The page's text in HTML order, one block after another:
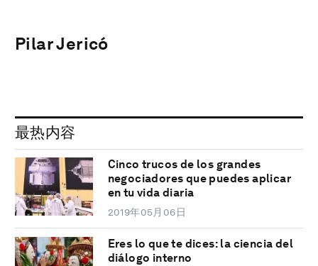
Pilar Jericó
最热内容
Cinco trucos de los grandes
negociadores que puedes aplicar
en tu vida diaria
2019年05月06日
Eres lo que te dices: la ciencia del
diálogo interno